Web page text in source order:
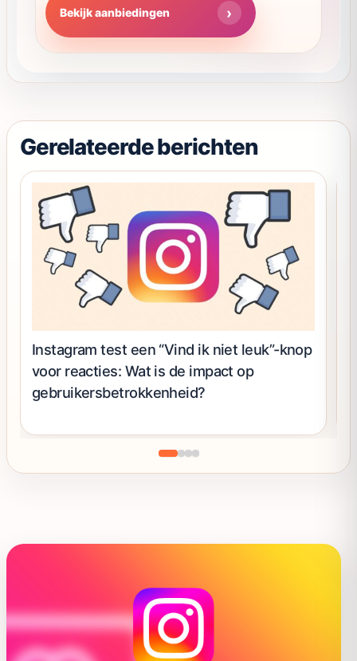
4.56
Bekijk aanbiedingen
optie
kan
productpagina
Gerelateerde berichten
Instagram test een “Vind ik niet leuk”-knop
voor reacties: Wat is de impact op
gebruikersbetrokkenheid?